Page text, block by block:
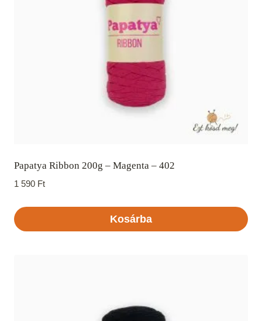
Papatya Ribbon 200g – Magenta – 402
1 590 Ft
Kosárba